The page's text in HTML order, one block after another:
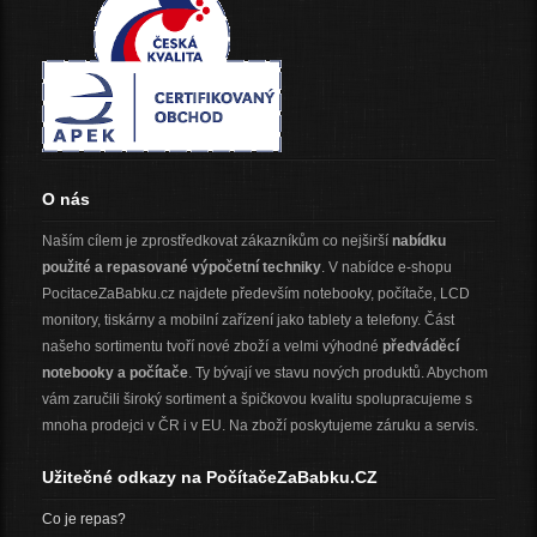
O nás
Naším cílem je zprostředkovat zákazníkům co nejširší nabídku
použité a repasované výpočetní techniky. V nabídce e-shopu
PocitaceZaBabku.cz najdete především notebooky, počítače, LCD
monitory, tiskárny a mobilní zařízení jako tablety a telefony. Část
našeho sortimentu tvoří nové zboží a velmi výhodné předváděcí
notebooky a počítače. Ty bývají ve stavu nových produktů. Abychom
vám zaručili široký sortiment a špičkovou kvalitu spolupracujeme s
mnoha prodejci v ČR i v EU. Na zboží poskytujeme záruku a servis.
Užitečné odkazy na PočítačeZaBabku.CZ
Co je repas?